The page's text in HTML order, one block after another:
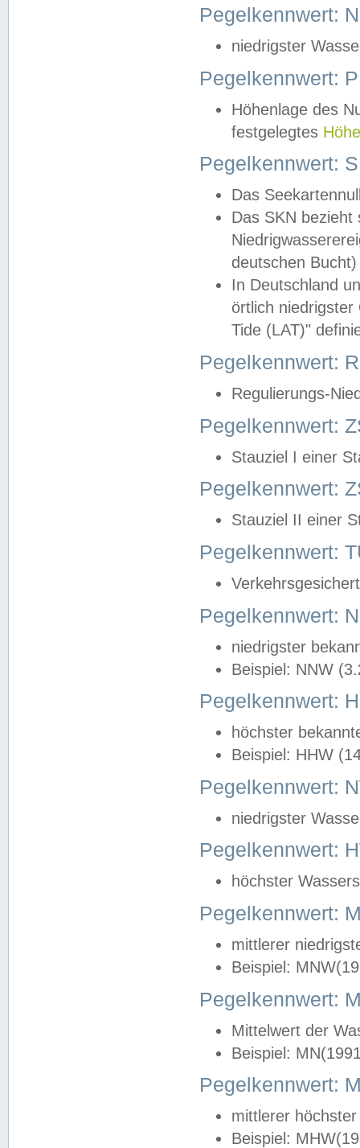
Pegelkennwert:
niedrigster
Pegelkennwert:
Höhenlage des
festgelegtes
Pegelkennwert:
Das
Das SKN
deutschen
In Deutschland
örtlich
Tide (LAT)"
Pegelkennwert:
Regulierungs-
Pegelkennwert:
Stauziel I einer
Pegelkennwert:
Stauziel II einer
Pegelkennwert:
Pegelkennwert:
niedrigster
Beispiel: NNW
Pegelkennwert:
höchster
Beispiel: HHW
Pegelkennwert:
niedrigster
Pegelkennwert:
höchster
Pegelkennwert:
mittlerer
Beispiel:
Pegelkennwert:
Mittelwert der
Beispiel:
Pegelkennwert:
mittlerer
Beispiel: